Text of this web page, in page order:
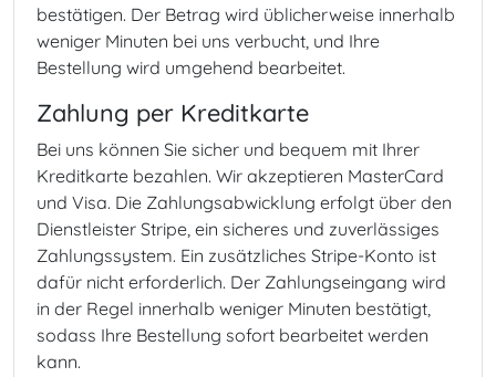
bestätigen. Der Betrag wird üblicherweise innerhalb
weniger Minuten bei uns verbucht, und Ihre
Bestellung wird umgehend bearbeitet.
Zahlung per Kreditkarte
Bei uns können Sie sicher und bequem mit Ihrer
Kreditkarte bezahlen. Wir akzeptieren MasterCard
und Visa. Die Zahlungsabwicklung erfolgt über den
Dienstleister Stripe, ein sicheres und zuverlässiges
Zahlungssystem. Ein zusätzliches Stripe-Konto ist
dafür nicht erforderlich. Der Zahlungseingang wird
in der Regel innerhalb weniger Minuten bestätigt,
sodass Ihre Bestellung sofort bearbeitet werden
kann.